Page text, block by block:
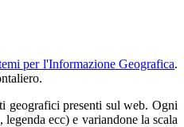
per l'Informazione Geografica.
geografici presenti sul web. Ogni
ecc) e variandone la scala